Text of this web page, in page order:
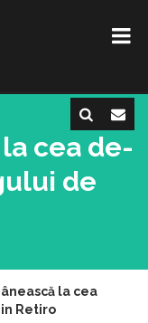
cea de-
de
la cea
Retiro